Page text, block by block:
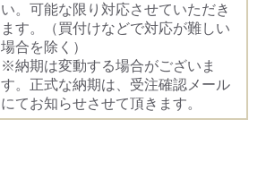
い。可能な限り対応させていただき
ます。（買付けなどで対応が難しい
場合を除く）
※納期は変動する場合がございま
す。正式な納期は、受注確認メール
にてお知らせさせて頂きます。